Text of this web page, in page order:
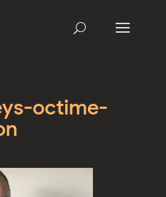
octime-